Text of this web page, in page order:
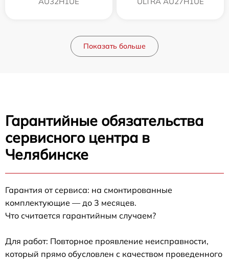
Показать больше
Гарантийные обязательства
сервисного центра в
Челябинске
Гарантия от сервиса: на смонтированные
комплектующие — до 3 месяцев.
Что считается гарантийным случаем?
Для работ: Повторное проявление неисправности,
который прямо обусловлен с качеством проведенного